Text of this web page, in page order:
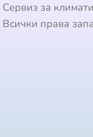
Сервиз за
Всички права